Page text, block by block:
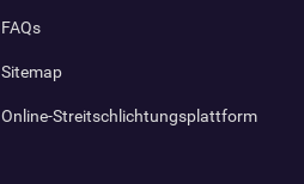
FAQs
Sitemap
Online-Streitschlichtungsplattform